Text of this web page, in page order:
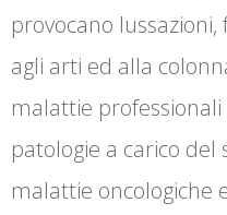
provocano
agli arti ed alla
malattie
patologie a carico
malattie oncologiche